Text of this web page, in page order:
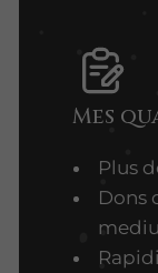
Mes
Plus
Dons